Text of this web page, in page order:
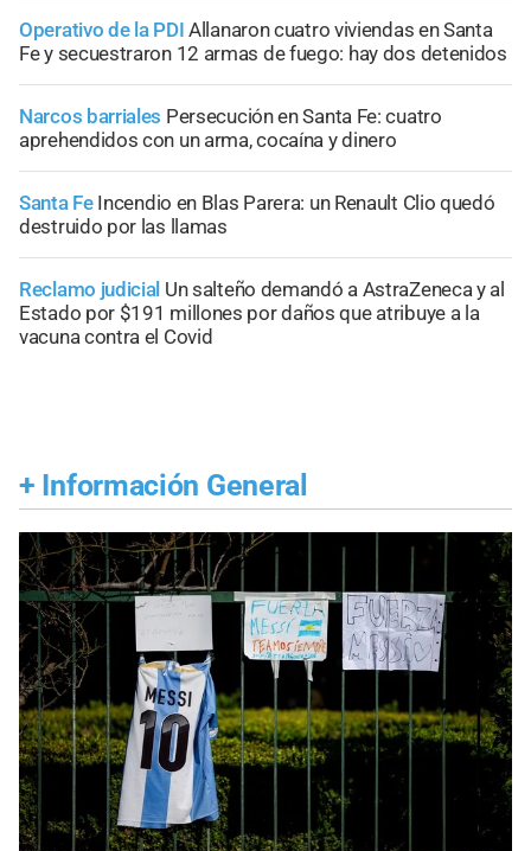
Operativo de la PDI Allanaron cuatro viviendas en Santa
Fe y secuestraron 12 armas de fuego: hay dos detenidos
Narcos barriales Persecución en Santa Fe: cuatro
aprehendidos con un arma, cocaína y dinero
Santa Fe Incendio en Blas Parera: un Renault Clio quedó
destruido por las llamas
Reclamo judicial Un salteño demandó a AstraZeneca y al
Estado por $191 millones por daños que atribuye a la
vacuna contra el Covid
+ Información General